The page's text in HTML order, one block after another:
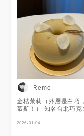
Reme
金桔茉莉（外層是白巧
慕斯！） 知名台北
2026-01-04